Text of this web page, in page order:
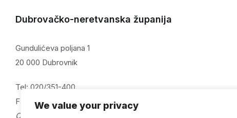
We value your privacy
Dubrovačko-neretvanska županija
Gundulićeva poljana 1
20 000 Dubrovnik
Tel: 020/351-400
Fax: 020/321-059
OIB: 32082115313